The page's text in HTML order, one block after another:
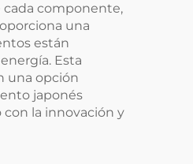
cada componente,
una
están
Esta
una opción
japonés
la innovación y